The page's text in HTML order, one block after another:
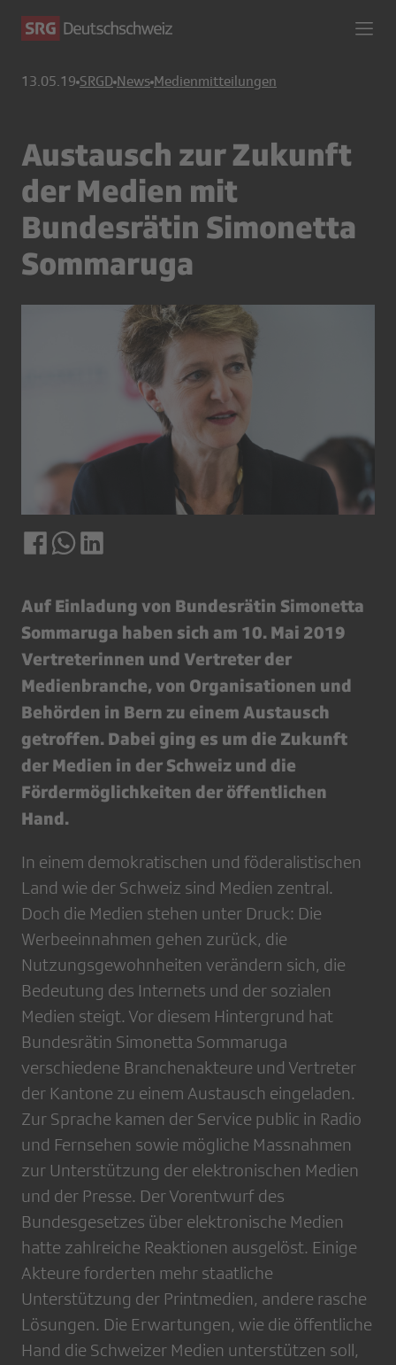
13.05.19 SRGD News Medienmitteilungen
Austausch zur Zukunft
der Medien mit
Bundesrätin Simonetta
Sommaruga
Auf Einladung von Bundesrätin Simonetta
Sommaruga haben sich am 10. Mai 2019
Vertreterinnen und Vertreter der
Medienbranche, von Organisationen und
Behörden in Bern zu einem Austausch
getroffen. Dabei ging es um die Zukunft
der Medien in der Schweiz und die
Fördermöglichkeiten der öffentlichen
Hand.
In einem demokratischen und föderalistischen
Land wie der Schweiz sind Medien zentral.
Doch die Medien stehen unter Druck: Die
Werbeeinnahmen gehen zurück, die
Nutzungsgewohnheiten verändern sich, die
Bedeutung des Internets und der sozialen
Medien steigt. Vor diesem Hintergrund hat
Bundesrätin Simonetta Sommaruga
verschiedene Branchenakteure und Vertreter
der Kantone zu einem Austausch eingeladen.
Zur Sprache kamen der Service public in Radio
und Fernsehen sowie mögliche Massnahmen
zur Unterstützung der elektronischen Medien
und der Presse. Der Vorentwurf des
Bundesgesetzes über elektronische Medien
hatte zahlreiche Reaktionen ausgelöst. Einige
Akteure forderten mehr staatliche
Unterstützung der Printmedien, andere rasche
Lösungen. Die Erwartungen, wie die öffentliche
Hand die Schweizer Medien unterstützen soll,